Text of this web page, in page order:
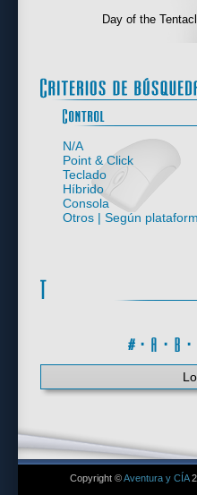
Day of the
N/A
Point & Click
Teclado
Híbrido
Consola
Otros | Según
· ·
Copyright ©Aventura y CÍA